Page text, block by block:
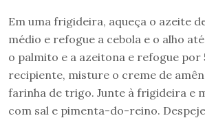
Em uma frigideira, aqueça o azeite
médio e refogue a cebola e o alho
o palmito e a azeitona e refogue por
recipiente, misture o creme de
farinha de trigo. Junte à frigideira e
com sal e pimenta-do-reino.